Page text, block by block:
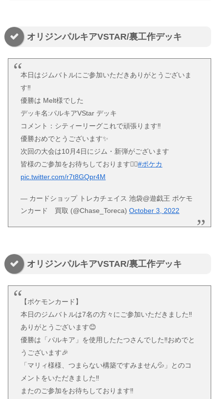
オリジンパルキアVSTAR/裏工作デッキ
本日はジムバトルにご参加いただきありがとうございま
す‼
優勝は Melt様でした
デッキ名:パルキアVStar デッキ
コメント：シティーリーグこれで頑張ります‼
優勝おめでとうございます✨
次回の大会は10月4日にジム・新弾がございます
皆様のご参加をお待ちしております🙇‍♀️#ポケカ
pic.twitter.com/r7t8GQpr4M
— カードショップ トレカチェイス 池袋@遊戯王 ポケモ
ンカード 買取 (@Chase_Toreca)October 3, 2022
オリジンパルキアVSTAR/裏工作デッキ
【ポケモンカード】
本日のジムバトルは7名の方々にご参加いただきました‼️
ありがとうございます😊
優勝は「パルキア」を使用したたつさんでした‼️おめでと
うございます🎉
「マリィ様様、つまらない構築ですみません💦」とのコ
メントをいただきました‼️
またのご参加をお待ちしております‼️